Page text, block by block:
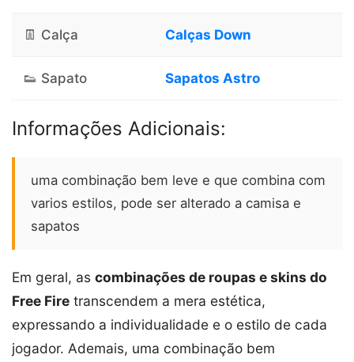
👖 Calça Calças Down
👟 Sapato Sapatos Astro
Informações Adicionais:
uma combinação bem leve e que combina com
varios estilos, pode ser alterado a camisa e
sapatos
Em geral, as combinações de roupas e skins do
Free Fire transcendem a mera estética,
expressando a individualidade e o estilo de cada
jogador. Ademais, uma combinação bem